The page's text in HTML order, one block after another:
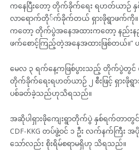
ကနေပြီးတော့ တိုက်ခိုက်ရေး ရဟတ်ယာဉ် နှ
လာရောက်တို်က်ခိုက်တယ် ရှားဖိုရွာဖက်ကို။
ကတော့ တိုက်ပွဲအနေအထားကတော့ နည်းန
ဖက်စောင့်ကြည့်တဲ့အနေအထားဖြစ်တယ်။”
မေလ ၃ ရက်နေ့ကဖြစ်ပွားသည့် တိုက်ပွဲတွင်
တိုက်ခိုက်ရေးရဟတ်ယာဉ် ၂ စီးဖြင့် ရှားဖိုရွ
ပစ်ခတ်ခဲ့သည်ဟုသိရသည်။
အဆိုပါရှားဖိုကျေးရွာတိုက်ပွဲ နှစ်ရက်တာတွ
CDF-KKG တပ်ဖွဲ့ဝင် ၁ ဦး လက်နက်ကြီး
သော်လည်း စိုးရိမ်စရာမရှိဟု သိရသည်။